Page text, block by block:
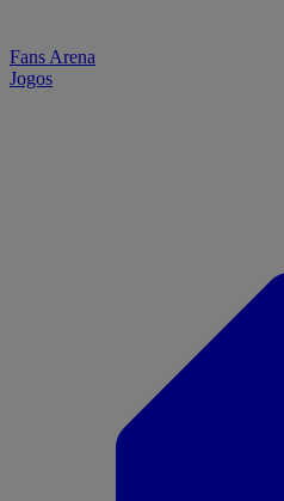
Fans Arena
Jogos